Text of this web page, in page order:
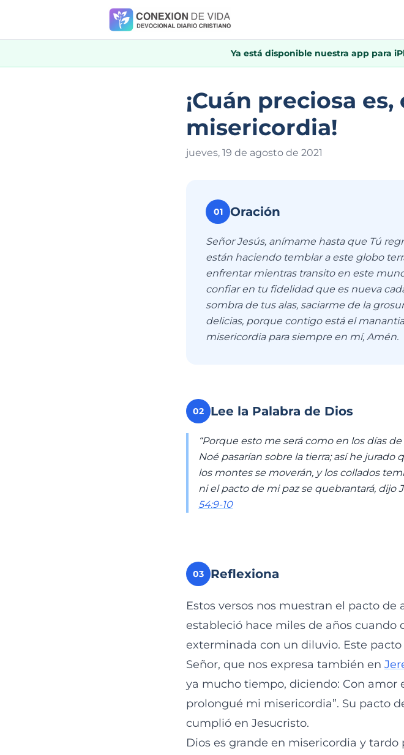
Ya está disponible nuestra app para
¡Cuán preciosa
misericordia!
jueves, 19 de agosto de 2021
01 Oración
Señor Jesús, anímame hasta que Tú
están haciendo temblar a este globo
enfrentar mientras transito en este
confiar en tu fidelidad que es nueva
sombra de tus alas, saciarme de la
delicias, porque contigo está el
misericordia para siempre en mí, Amén.
02 Lee la Palabra de Dios
“Porque esto me será como en los días
Noé pasarían sobre la tierra; así he
los montes se moverán, y los collados
ni el pacto de mi paz se quebrantará, dijo
54:9-10
03 Reflexiona
Estos versos nos muestran el pacto
estableció hace miles de años
exterminada con un diluvio. Este
Señor, que nos expresa también en
ya mucho tiempo, diciendo: Con amor
prolongué mi misericordia”. Su pacto
cumplió en Jesucristo.
Dios es grande en misericordia y